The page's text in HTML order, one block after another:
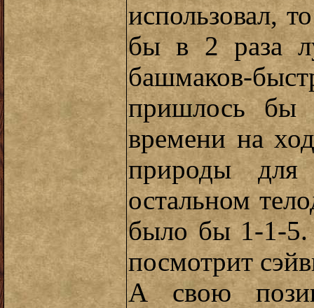
использовал,
бы в 2 раза
башмаков-
пришлось бы
времени на
природы
остальном
было бы 1-1-5.
посмотрит
А свою